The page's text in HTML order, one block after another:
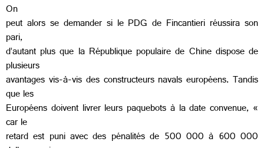
On
peut alors se demander si le PDG de Fincantieri réussira son
pari,
d’autant plus que la République populaire de Chine dispose de
plusieurs
avantages vis-à-vis des constructeurs navals européens. Tandis
que les
Européens doivent livrer leurs paquebots à la date convenue, «
car le
retard est puni avec des pénalités de 500 000 à 600 000